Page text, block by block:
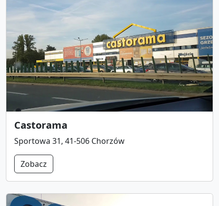
Castorama
Sportowa 31, 41-506 Chorzów
Zobacz